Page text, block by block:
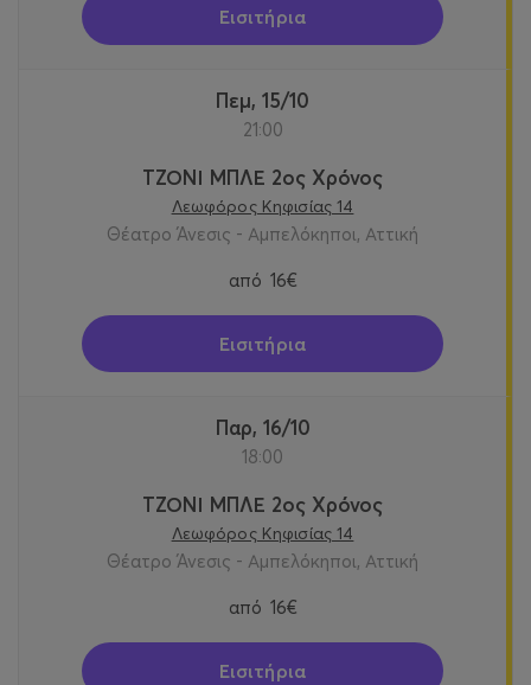
Εισιτήρια
Πεμ, 15/10
21:00
ΤΖΟΝΙ ΜΠΛΕ 2ος Χρόνος
Λεωφόρος Κηφισίας 14
Θέατρο Άνεσις - Αμπελόκηποι, Αττική
από 16€
Εισιτήρια
Παρ, 16/10
18:00
ΤΖΟΝΙ ΜΠΛΕ 2ος Χρόνος
Λεωφόρος Κηφισίας 14
Θέατρο Άνεσις - Αμπελόκηποι, Αττική
από 16€
Εισιτήρια